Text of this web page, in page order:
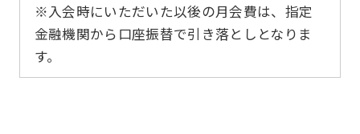
※入会時にいただいた以後の月会費は、指定
金融機関から口座振替で引き落としとなりま
す。